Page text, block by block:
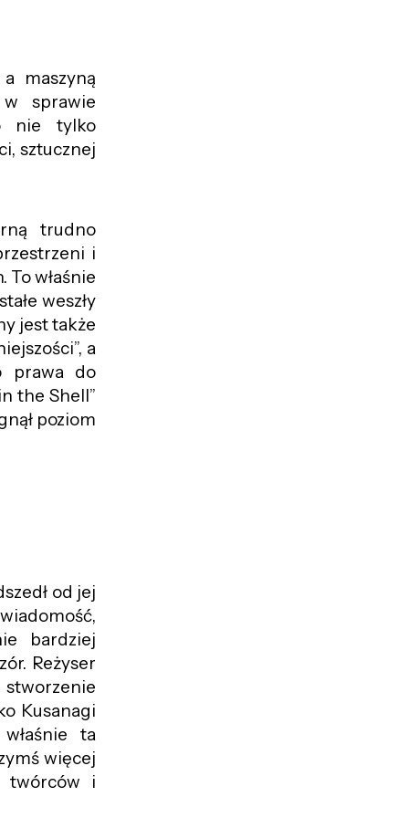
maszyną
sprawie
nie tylko
sztucznej
trudno
i
właśnie
weszły
jest także
a
prawa do
the Shell”
poziom
od jej
bardziej
Reżyser
Kusanagi
ta
więcej
twórców i